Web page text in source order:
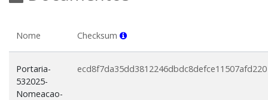
Nome Checksum
Portaria-
532025-
Nomeacao-
ecd8f7da35dd3812246dbdc8defce11507afd220